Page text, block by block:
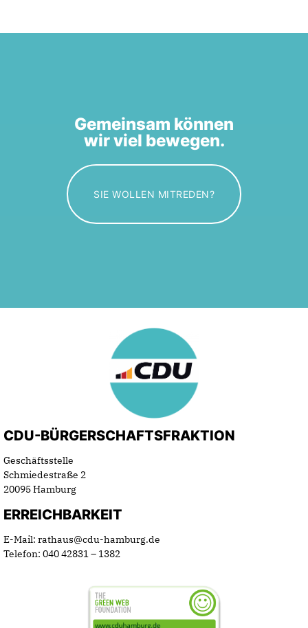
Gemeinsam können
wir viel bewegen.
SIE WOLLEN MITREDEN?
CDU-BÜRGERSCHAFTSFRAKTION
Geschäftsstelle
Schmiedestraße 2
20095 Hamburg
ERREICHBARKEIT
E-Mail: rathaus@cdu-hamburg.de
Telefon: 040 42831 – 1382